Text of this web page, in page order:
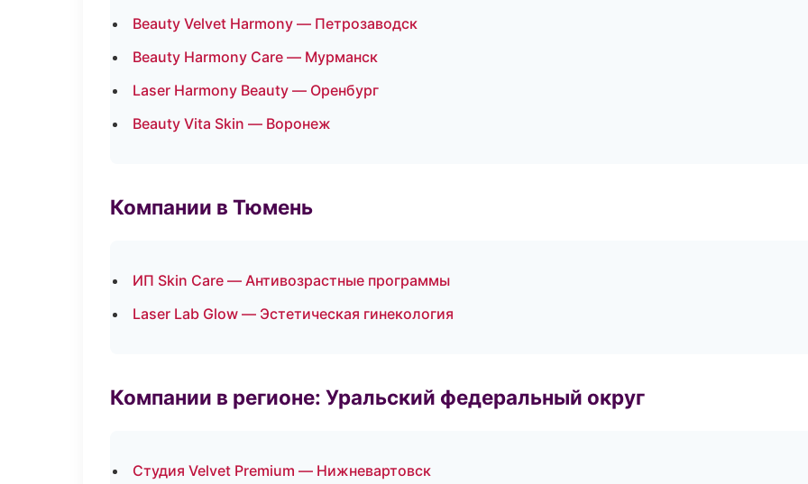
Beauty Velvet Harmony — Петрозаводск
Beauty Harmony Care — Мурманск
Laser Harmony Beauty — Оренбург
Beauty Vita Skin — Воронеж
Компании в Тюмень
ИП Skin Care — Антивозрастные программы
Laser Lab Glow — Эстетическая гинекология
Компании в регионе: Уральский федеральный округ
Студия Velvet Premium — Нижневартовск